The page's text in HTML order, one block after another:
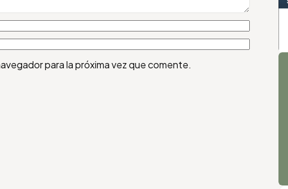
para la próxima vez que comente.